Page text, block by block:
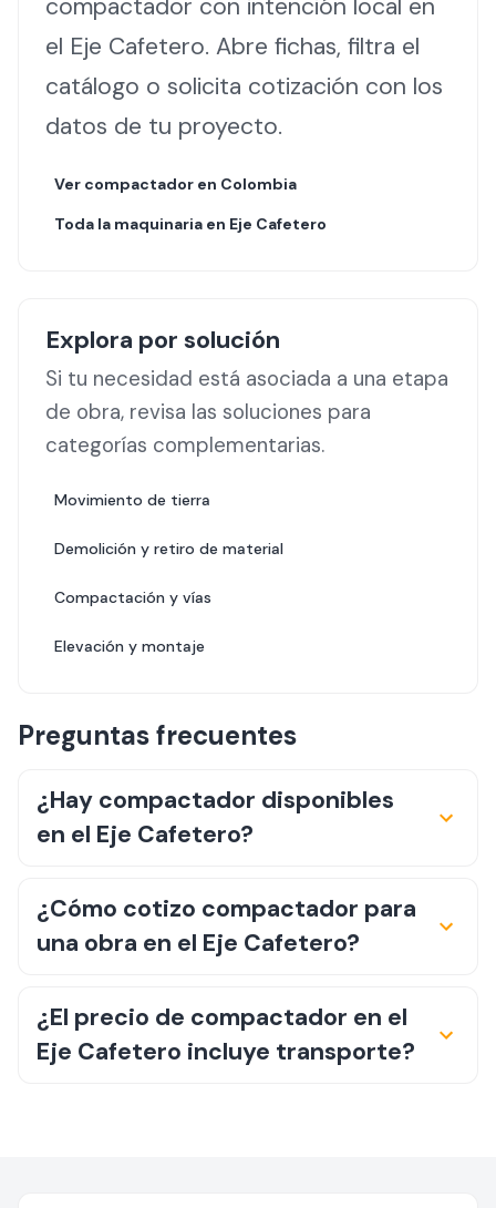
compactador con intención local en
el Eje Cafetero. Abre fichas, filtra el
catálogo o solicita cotización con los
datos de tu proyecto.
Ver compactador en Colombia
Toda la maquinaria en Eje Cafetero
Explora por solución
Si tu necesidad está asociada a una etapa
de obra, revisa las soluciones para
categorías complementarias.
Movimiento de tierra
Demolición y retiro de material
Compactación y vías
Elevación y montaje
Preguntas frecuentes
¿Hay compactador disponibles
en el Eje Cafetero?
¿Cómo cotizo compactador para
una obra en el Eje Cafetero?
¿El precio de compactador en el
Eje Cafetero incluye transporte?